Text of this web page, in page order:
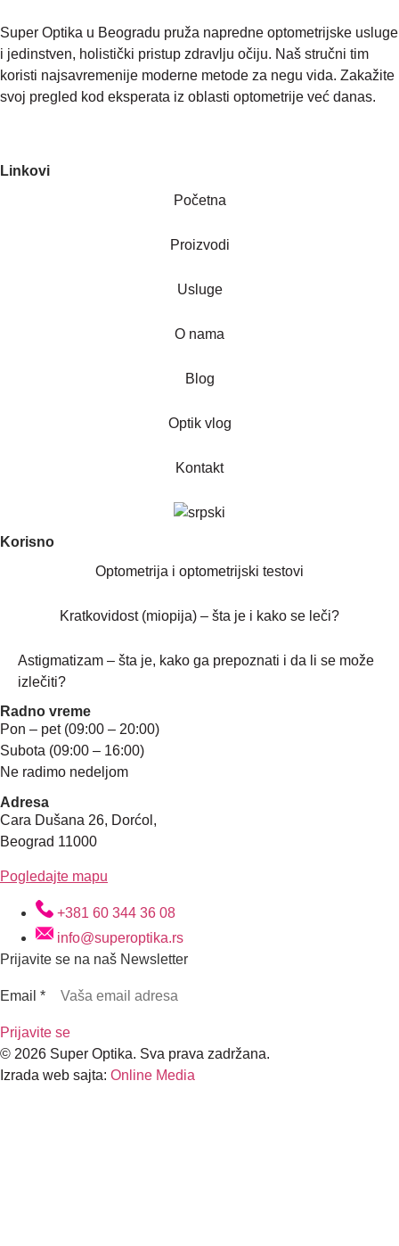
Super Optika u Beogradu pruža napredne optometrijske usluge
i jedinstven, holistički pristup zdravlju očiju. Naš stručni tim
koristi najsavremenije moderne metode za negu vida. Zakažite
svoj pregled kod eksperata iz oblasti optometrije već danas.
Linkovi
Početna
Proizvodi
Usluge
O nama
Blog
Optik vlog
Kontakt
Korisno
Optometrija i optometrijski testovi
Kratkovidost (miopija) – šta je i kako se leči?
Astigmatizam – šta je, kako ga prepoznati i da li se može
izlečiti?
Radno vreme
Pon – pet (09:00 – 20:00)
Subota (09:00 – 16:00)
Ne radimo nedeljom
Adresa
Cara Dušana 26, Dorćol,
Beograd 11000
Pogledajte mapu
+381 60 344 36 08
info@superoptika.rs
Prijavite se na naš Newsletter
Email *
Prijavite se
© 2026 Super Optika. Sva prava zadržana.
Izrada web sajta: Online Media